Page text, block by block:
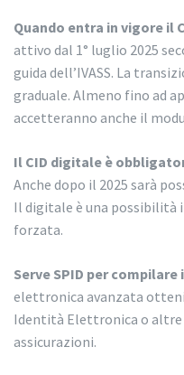
Quando entra in vigore il
attivo dal 1° luglio 2025
guida dell’IVASS. La
graduale. Almeno fino ad
accetteranno anche il
Il CID digitale è
Anche dopo il 2025 sarà
Il digitale è una possibilità
forzata.
Serve SPID per compilare
elettronica avanzata
Identità Elettronica o
assicurazioni.